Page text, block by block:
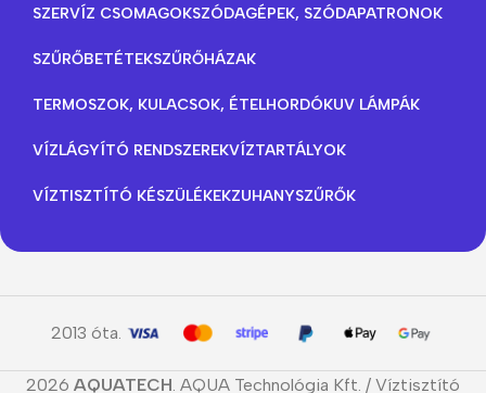
SZERVÍZ CSOMAGOKSZÓDAGÉPEK, SZÓDAPATRONOK
SZŰRŐBETÉTEKSZŰRŐHÁZAK
TERMOSZOK, KULACSOK, ÉTELHORDÓKUV LÁMPÁK
VÍZLÁGYÍTÓ RENDSZEREKVÍZTARTÁLYOK
VÍZTISZTÍTÓ KÉSZÜLÉKEKZUHANYSZŰRŐK
2013 óta.
2026 AQUATECH. AQUA Technológia Kft. / Víztisztító